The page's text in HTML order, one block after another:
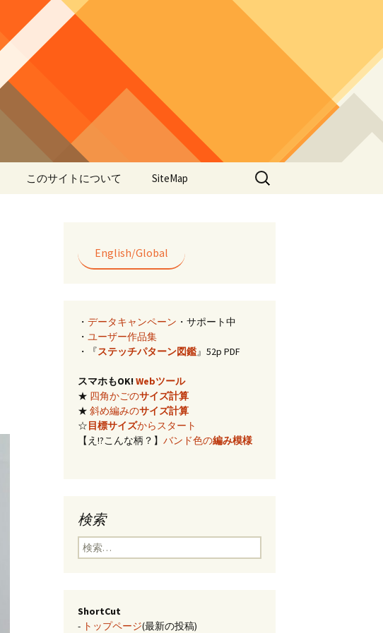
四角かごのサイズ計算
目標サイズからの概算
バンド色の編み模様
クロスベースのステッ
チ・2色の組合せ模様
このサイトについて
折りカラー編み
(OriColorWeave)につい
SiteMap
検
索:
English/Global
・ データキャンペーン ・サポート中
・ ユーザー作品集
・『ステッチパターン図鑑』52p PDF
スマホもOK! Webツール
★ 四角かごのサイズ計算
★ 斜め編みのサイズ計算
☆目標サイズからスタート
【え!?こんな柄？】 バンド色の編み模様
検索
検
索:
ShortCut
- トップページ(最新の投稿)